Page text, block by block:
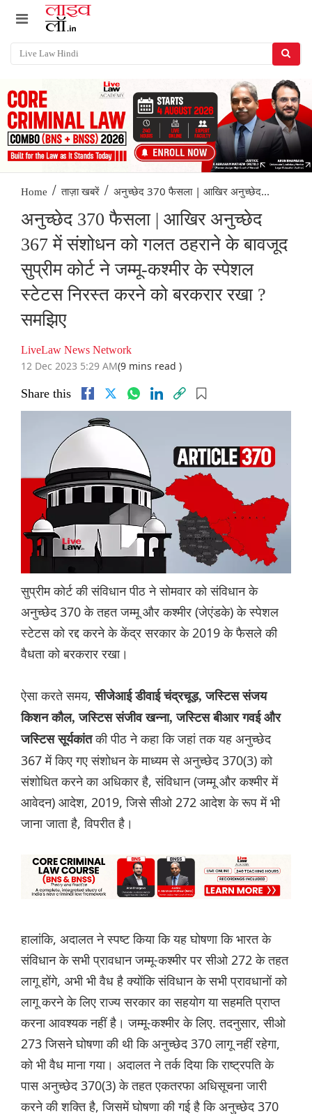
Home / ताज़ा खबरें / अनुच्छेद 370 फैसला | आखिर अनुच्छेद...
अनुच्छेद 370 फैसला | आखिर अनुच्छेद
367 में संशोधन को गलत ठहराने के बावजूद
सुप्रीम कोर्ट ने जम्मू-कश्मीर के स्पेशल
स्टेटस निरस्त करने को बरकरार रखा ?
समझिए
LiveLaw News Network
12 Dec 2023 5:29 AM(9 mins read )
Share this
सुप्रीम कोर्ट की संविधान पीठ ने सोमवार को संविधान के
अनुच्छेद 370 के तहत जम्मू और कश्मीर (जेएंडके) के स्पेशल
स्टेटस को रद्द करने के केंद्र सरकार के 2019 के फैसले की
वैधता को बरकरार रखा।
ऐसा करते समय,सीजेआई डीवाई चंद्रचूड़, जस्टिस संजय
किशन कौल, जस्टिस संजीव खन्ना, जस्टिस बीआर गवई और
जस्टिस सूर्यकांतकी पीठ ने कहा कि जहां तक यह अनुच्छेद
367 में किए गए संशोधन के माध्यम से अनुच्छेद 370(3) को
संशोधित करने का अधिकार है, संविधान (जम्मू और कश्मीर में
आवेदन) आदेश, 2019, जिसे सीओ 272 आदेश के रूप में भी
जाना जाता है, विपरीत है।
हालांकि, अदालत ने स्पष्ट किया कि यह घोषणा कि भारत के
संविधान के सभी प्रावधान जम्मू-कश्मीर पर सीओ 272 के तहत
लागू होंगे, अभी भी वैध है क्योंकि संविधान के सभी प्रावधानों को
लागू करने के लिए राज्य सरकार का सहयोग या सहमति प्राप्त
करना आवश्यक नहीं है। जम्मू-कश्मीर के लिए. तदनुसार, सीओ
273 जिसने घोषणा की थी कि अनुच्छेद 370 लागू नहीं रहेगा,
को भी वैध माना गया। अदालत ने तर्क दिया कि राष्ट्रपति के
पास अनुच्छेद 370(3) के तहत एकतरफा अधिसूचना जारी
करने की शक्ति है, जिसमें घोषणा की गई है कि अनुच्छेद 370